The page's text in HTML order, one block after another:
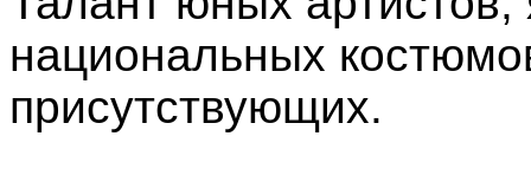
национальных
присутствующих.